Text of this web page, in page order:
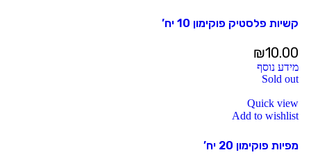
קשיות פלסטיק פוקימון 10 יח’
₪10.00
מידע נוסף
Sold out
Quick view
Add to wishlist
מפיות פוקימון 20 יח’